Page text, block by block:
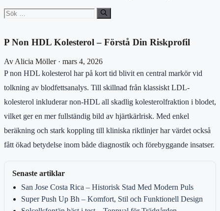
Sök
efter:
P Non HDL Kolesterol – Förstå Din Riskprofil
Av Alicia Möller · mars 4, 2026
P non HDL kolesterol har på kort tid blivit en central markör vid
tolkning av blodfettsanalys. Till skillnad från klassiskt LDL-
kolesterol inkluderar non-HDL all skadlig kolesterolfraktion i blodet,
vilket ger en mer fullständig bild av hjärtkärlrisk. Med enkel
beräkning och stark koppling till kliniska riktlinjer har värdet också
fått ökad betydelse inom både diagnostik och förebyggande insatser.
Senaste artiklar
San Jose Costa Rica – Historisk Stad Med Modern Puls
Super Push Up Bh – Komfort, Stil och Funktionell Design